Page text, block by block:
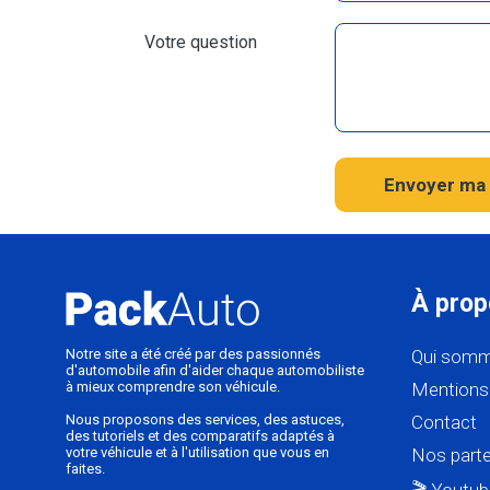
Votre question
Envoyer
Notre site a été créé par des passionnés
d'automobile afin d'aider chaque automobiliste
à mieux comprendre son véhicule.
Nous proposons des services, des astuces,
des tutoriels et des comparatifs adaptés à
votre véhicule et à l'utilisation que vous en
faites.
À
Qui
Contact
Nos